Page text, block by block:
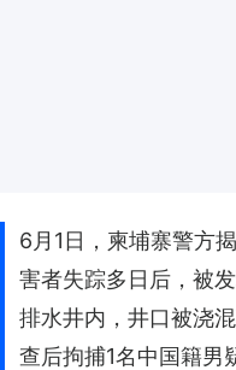
6月1日，柬埔寨警方
害者失踪多日后，被
排水井内，井口被浇
查后拘捕1名中国籍男